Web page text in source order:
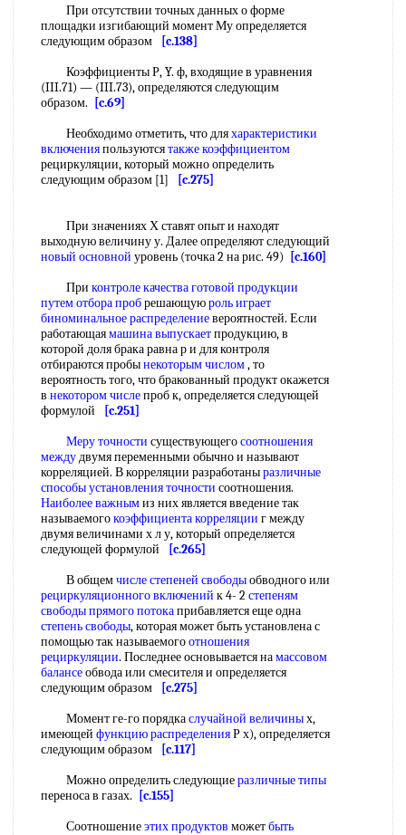
При отсутствии точных данных о форме
площадки изгибающий момент Му определяется
следующим образом
[c.138]
Коэффициенты Р, Y. ф, входящие в уравнения
(III.71) — (III.73), определяются следующим
образом.
[c.69]
Необходимо отметить, что дляхарактеристики
включенияпользуютсятакже коэффициентом
рециркуляции, который можно определить
следующим образом [1]
[c.275]
При значениях Х ставят опыт и находят
выходную величину у. Далее определяют следующий
новый основной уровень (точка 2 на рис. 49)
[c.160]
При контроле качества готовой продукции
путем отбора пробрешающуюроль играет
биноминальное распределениевероятностей. Если
работающаямашина выпускаетпродукцию, в
которой доля брака равна р и для контроля
отбираются пробынекоторым числом, то
вероятность того, что бракованный продукт окажется
в некотором числепроб к, определяется следующей
формулой
[c.251]
Меру точности существующегосоотношения
междудвумя переменными обычно и называют
корреляцией. В корреляции разработаныразличные
способыустановления точности соотношения.
Наиболее важнымиз них является введение так
называемогокоэффициента корреляции г между
двумя величинами х л у, который определяется
следующей формулой
[c.265]
В общемчисле степеней свободыобводного или
рециркуляционного включений к 4- 2степеням
свободыпрямого потокаприбавляется еще одна
степень свободы, которая может быть установлена с
помощью так называемогоотношения
рециркуляции. Последнее основывается намассовом
балансеобвода или смесителя и определяется
следующим образом
[c.275]
Момент ге-го порядкаслучайной величиных,
имеющей функцию распределенияР х), определяется
следующим образом
[c.117]
Можно определить следующиеразличные типы
переноса в газах.
[c.155]
Соотношениеэтих продуктов можетбыть